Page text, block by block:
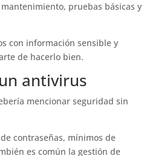
pruebas básicas y
con información sensible y
de hacerlo bien.
antivirus
mencionar seguridad sin
contraseñas, mínimos de
es común la gestión de